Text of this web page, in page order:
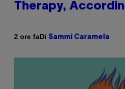
Therapy,
2 ore faDi Sammi Caramela